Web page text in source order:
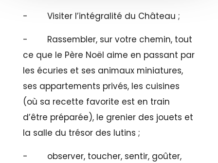
- Visiter l’intégralité du Château ;
- Rassembler, sur votre chemin, tout
ce que le Père Noël aime en passant par
les écuries et ses animaux miniatures,
ses appartements privés, les cuisines
(où sa recette favorite est en train
d’être préparée), le grenier des jouets et
la salle du trésor des lutins ;
- observer, toucher, sentir, goûter,